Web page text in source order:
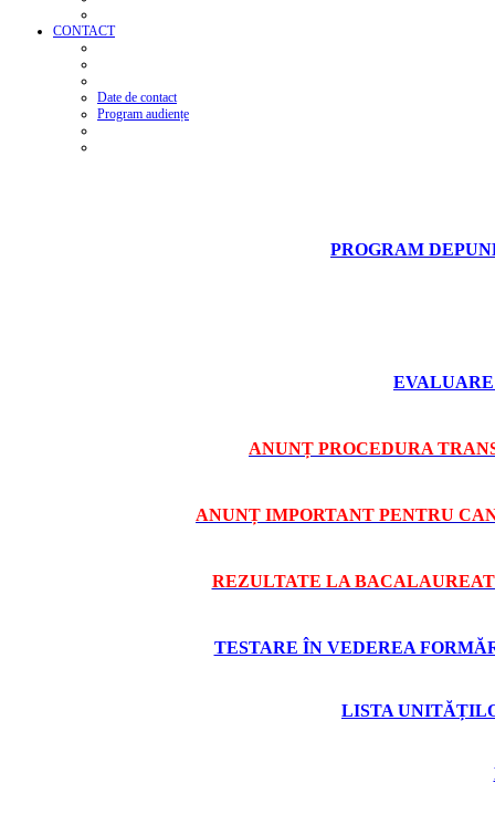
CONTACT
Date de contact
Program audiențe
PROGRAM
ANUNȚ PROCEDURA
ANUNȚ IMPORTANT PENTRU
REZULTATE LA
TESTARE ÎN VEDEREA
LISTA